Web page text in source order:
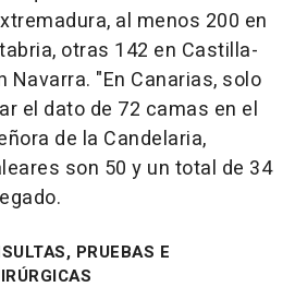
al menos 200 en
otras 142 en Castilla-
Navarra. "En Canarias, solo
el dato de 72 camas en el
de la Candelaria,
son 50 y un total de 34
PRUEBAS E